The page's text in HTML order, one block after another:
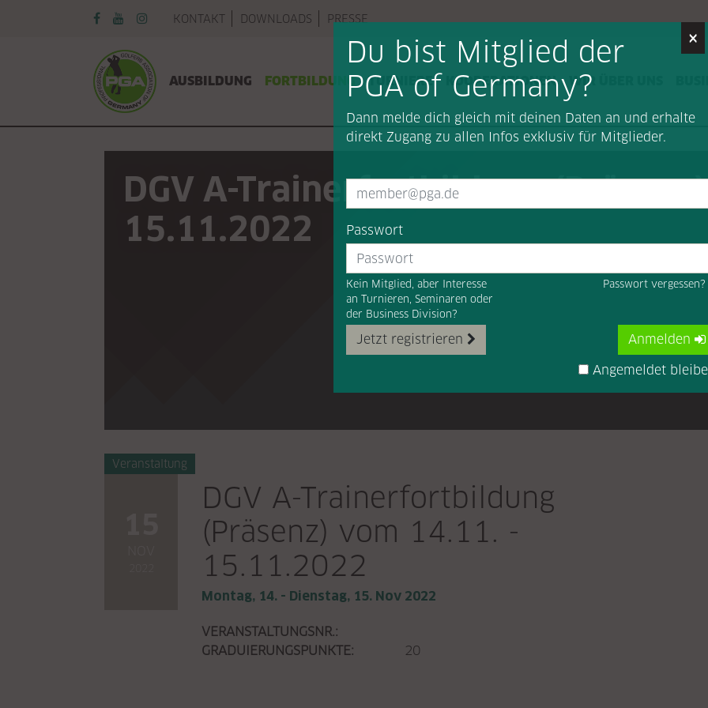
Navigation überspringen
KONTAKT DOWNLOADS PRESSE
Navigation überspringen
AUSBILDUNG FORTBILDUNG TURNIERE KOOPERATIONEN WIR ÜBER UNS
DGV A-Trainerfortbildung
15.11.2022
Veranstaltung
DGV A-Trainerfortbildung
(Präsenz) vom 14.11. -
15.11.2022
Montag, 14. - Dienstag, 15. Nov 2022
VERANSTALTUNGSNR.:
GRADUIERUNGSPUNKTE:
20
×
Du bist Mitglied der
PGA of Germany?
Dann melde dich gleich mit deinen Daten an und erhalte
direkt Zugang zu allen Infos exklusiv für Mitglieder.
Passwort
Kein Mitglied, aber Interesse
an Turnieren, Seminaren oder
der Business Division?
Passwort vergessen?
Jetzt registrieren Anmelden
Angemeldet